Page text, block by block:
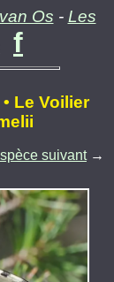
Os - Les
f
• Le Voilier
suivant→